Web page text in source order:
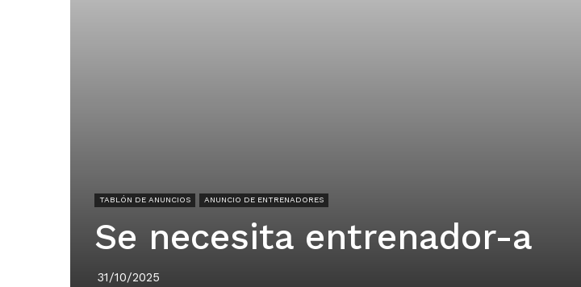
TABLÓN DE ANUNCIOS ANUNCIO DE ENTRENADORES
Se necesita entrenador-a
31/10/2025